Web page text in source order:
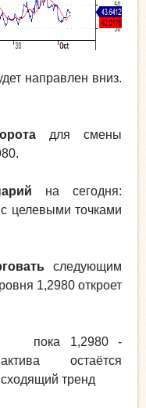
направлен вниз.
для смены
на сегодня:
точками
следующим
1,2980 откроет
1,2980 -
остаётся
тренд